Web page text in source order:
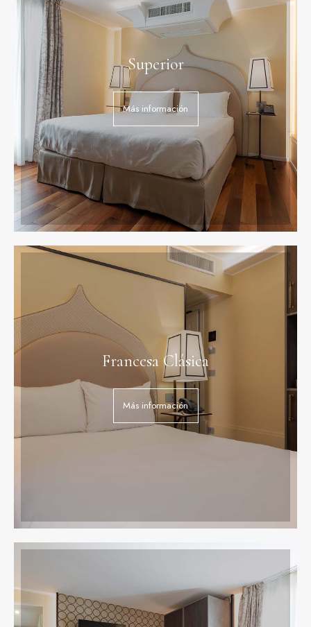
Superior
Más información
Francesa Clásica
Más información